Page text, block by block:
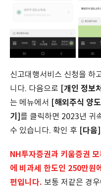
신고대행서비스 신청을 하
니다. 다음으로 [개인 정보
는 메뉴에서 [해외주식 양
기] 를 클릭하면 2023년 귀
수 있습니다. 확인 후 [다음]
NH투자증권과 키움증권
에 비과세 한도인 250만원
편입니다. 보통 저같은 경